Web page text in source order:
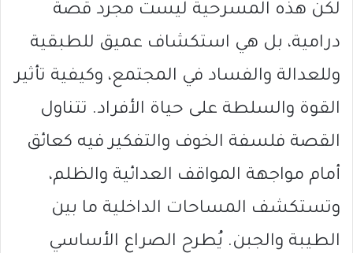
لكن هذه المسرحية ليست مجرد قصة
درامية، بل هي استكشاف عميق للطبقية
وللعدالة والفساد في المجتمع، وكيفية تأثير
القوة والسلطة على حياة الأفراد. تتناول
القصة فلسفة الخوف والتفكير فيه كعائق
أمام مواجهة المواقف العدائية والظلم،
وتستكشف المساحات الداخلية ما بين
الطيبة والجبن. يُطرح الصراع الأساسي